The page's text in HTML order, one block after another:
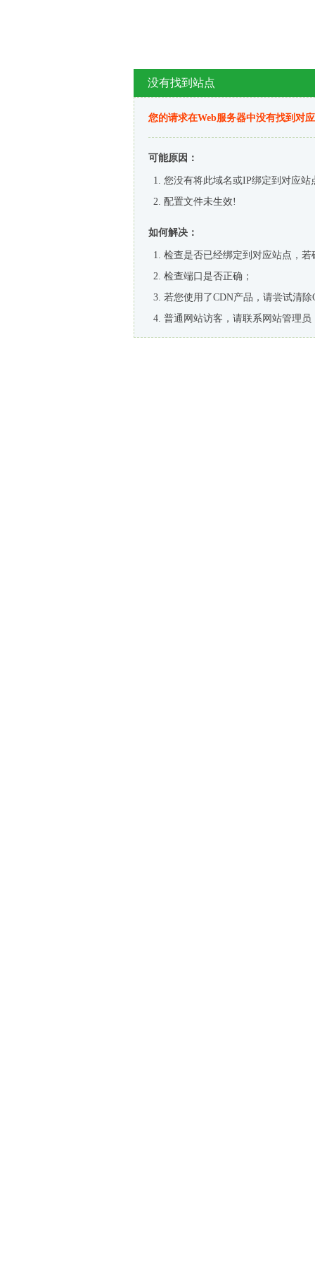
没有找到站点
您的请求在Web服务器中没有找到对
可能原因：
您没有将此域名或IP绑定到对应站
配置文件未生效!
如何解决：
检查是否已经绑定到对应站点，
检查端口是否正确；
若您使用了CDN产品，请尝试清除
普通网站访客，请联系网站管理员